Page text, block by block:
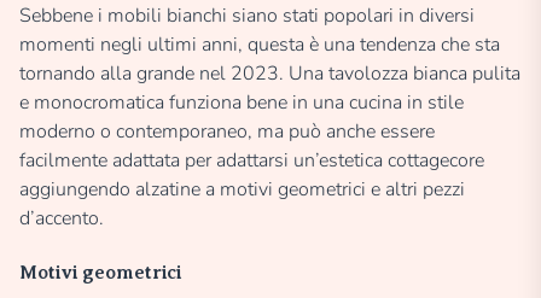
Sebbene i mobili bianchi siano stati popolari in diversi
momenti negli ultimi anni, questa è una tendenza che sta
tornando alla grande nel 2023. Una tavolozza bianca pulita
e monocromatica funziona bene in una cucina in stile
moderno o contemporaneo, ma può anche essere
facilmente adattata per adattarsi un’estetica cottagecore
aggiungendo alzatine a motivi geometrici e altri pezzi
d’accento.
Motivi geometrici